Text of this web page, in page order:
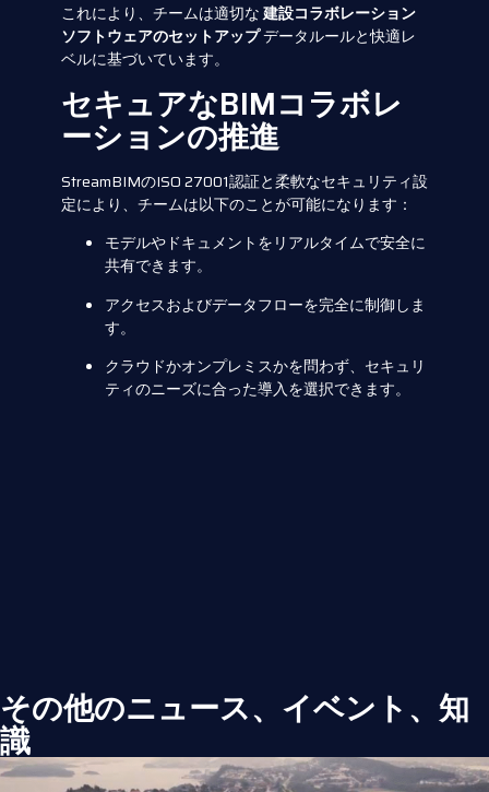
これにより、チームは適切な建設コラボレーション
ソフトウェアのセットアップデータルールと快適レ
ベルに基づいています。
セキュアなBIMコラボレ
ーションの推進
StreamBIMのISO 27001認証と柔軟なセキュリティ設
定により、チームは以下のことが可能になります：
モデルやドキュメントをリアルタイムで安全に
共有できます。
アクセスおよびデータフローを完全に制御しま
す。
クラウドかオンプレミスかを問わず、セキュリ
ティのニーズに合った導入を選択できます。
その他のニュース、イベント、知
識